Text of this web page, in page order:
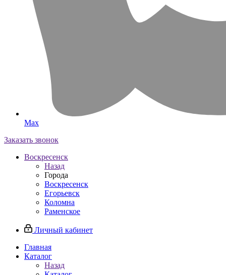
Max
Заказать звонок
Воскресенск
Назад
Города
Воскресенск
Егорьевск
Коломна
Раменское
Личный кабинет
Главная
Каталог
Назад